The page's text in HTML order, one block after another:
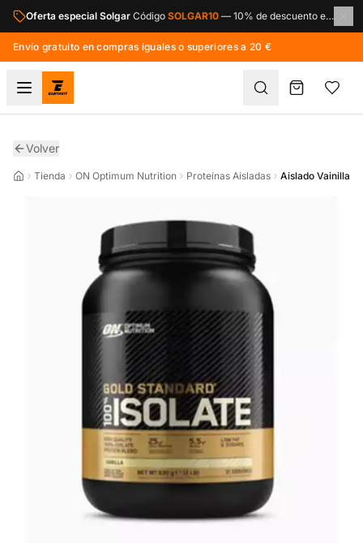
Saltar al contenido principal
Oferta especial Solgar Código SOLGAR10 — 10% de descuento en toda la marca Solgar.
Envío gratuito en compras iguales o superiores a 20 €
Volver
Tienda ON Optimum Nutrition Proteínas Aisladas Aislado Vainilla